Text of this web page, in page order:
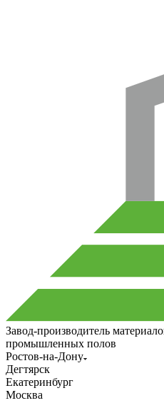
Завод-производитель
промышленных полов
Ростов-на-Дону
Дегтярск
Екатеринбург
Москва